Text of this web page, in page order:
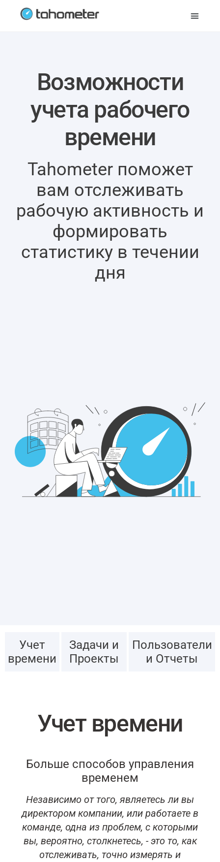
Возможности
учета рабочего
времени
Tahometer поможет
вам отслеживать
рабочую активность и
формировать
статистику в течении
дня
Учет
времени
Задачи и
Проекты
Пользователи
и Отчеты
Учет времени
Больше способов управления
временем
Независимо от того, являетесь ли вы
директором компании, или работаете в
команде, одна из проблем, с которыми
вы, вероятно, столкнетесь, - это то, как
отслеживать, точно измерять и